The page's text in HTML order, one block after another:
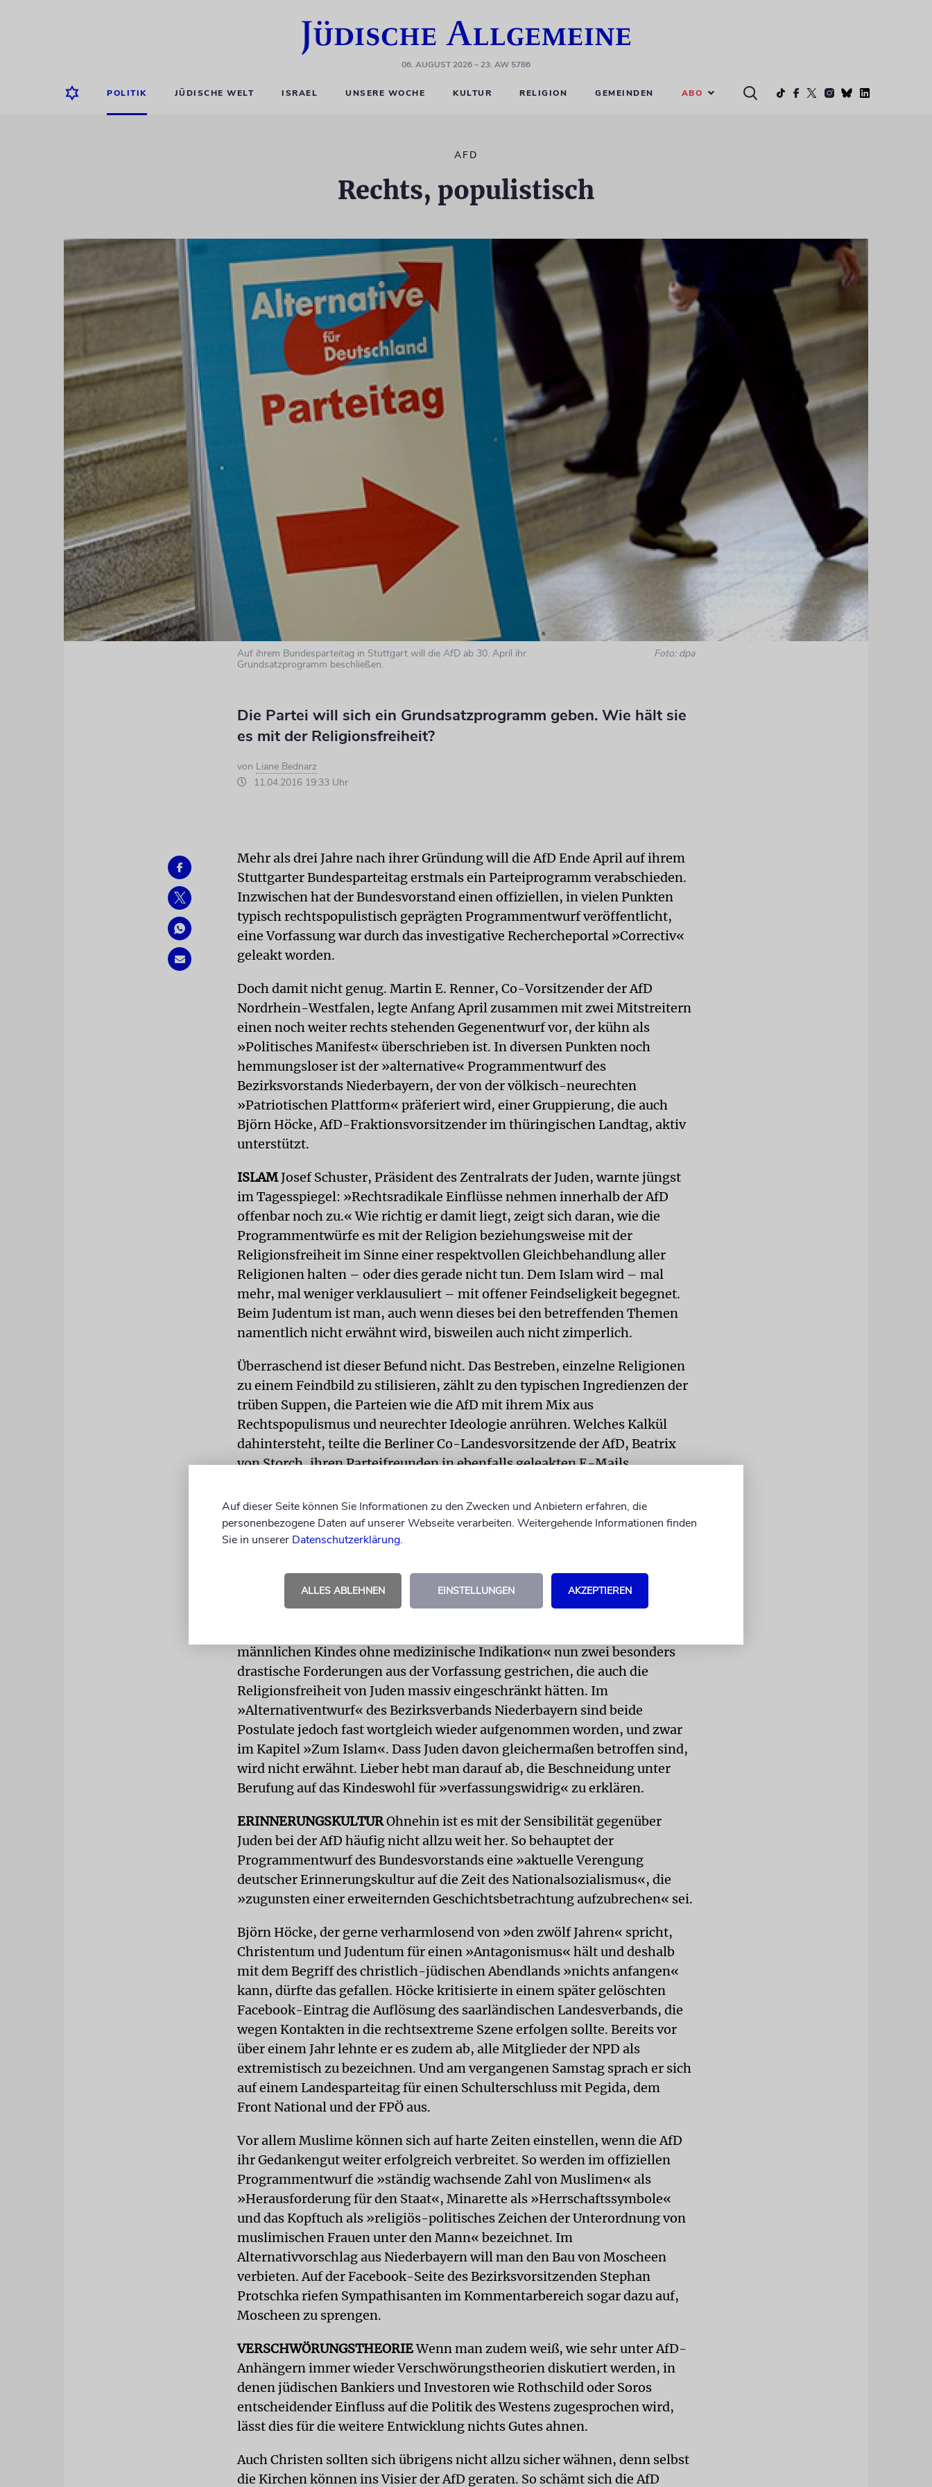
06. AUGUST 2026– 23. AW 5786
POLITIK JÜDISCHE WELT ISRAEL UNSERE WOCHE KULTUR RELIGION GEMEINDEN ABO
AFD
Rechts, populistisch
Auf ihrem Bundesparteitag in Stuttgart will die AfD ab 30. April ihr
Grundsatzprogramm beschließen.
Foto: dpa
Die Partei will sich ein Grundsatzprogramm geben. Wie hält sie
es mit der Religionsfreiheit?
von Liane Bednarz
11.04.2016 19:33 Uhr
Mehr als drei Jahre nach ihrer Gründung will die AfD Ende April auf ihrem
Stuttgarter Bundesparteitag erstmals ein Parteiprogramm verabschieden.
Inzwischen hat der Bundesvorstand einen offiziellen, in vielen Punkten
typisch rechtspopulistisch geprägten Programmentwurf veröffentlicht,
eine Vorfassung war durch das investigative Rechercheportal »Correctiv«
geleakt worden.
Doch damit nicht genug. Martin E. Renner, Co-Vorsitzender der AfD
Nordrhein-Westfalen, legte Anfang April zusammen mit zwei Mitstreitern
einen noch weiter rechts stehenden Gegenentwurf vor, der kühn als
»Politisches Manifest« überschrieben ist. In diversen Punkten noch
hemmungsloser ist der »alternative« Programmentwurf des
Bezirksvorstands Niederbayern, der von der völkisch-neurechten
»Patriotischen Plattform« präferiert wird, einer Gruppierung, die auch
Björn Höcke, AfD-Fraktionsvorsitzender im thüringischen Landtag, aktiv
unterstützt.
ISLAMJosef Schuster, Präsident des Zentralrats der Juden, warnte jüngst
im Tagesspiegel: »Rechtsradikale Einflüsse nehmen innerhalb der AfD
offenbar noch zu.« Wie richtig er damit liegt, zeigt sich daran, wie die
Programmentwürfe es mit der Religion beziehungsweise mit der
Religionsfreiheit im Sinne einer respektvollen Gleichbehandlung aller
Religionen halten – oder dies gerade nicht tun. Dem Islam wird – mal
mehr, mal weniger verklausuliert – mit offener Feindseligkeit begegnet.
Beim Judentum ist man, auch wenn dieses bei den betreffenden Themen
namentlich nicht erwähnt wird, bisweilen auch nicht zimperlich.
Überraschend ist dieser Befund nicht. Das Bestreben, einzelne Religionen
zu einem Feindbild zu stilisieren, zählt zu den typischen Ingredienzen der
trüben Suppen, die Parteien wie die AfD mit ihrem Mix aus
Rechtspopulismus und neurechter Ideologie anrühren. Welches Kalkül
dahintersteht, teilte die Berliner Co-Landesvorsitzende der AfD, Beatrix
von Storch, ihren Parteifreunden in ebenfalls geleakten E-Mails
überhaupt«, für die »Außenkommunikation« bestens geeignet. Und
weiter: »Die Presse wird sich auf unsere Ablehnung des politischen Islams
stürzen wie auf kein zweites Thema des Programms.«
Doch beschränkt sich das Programm keineswegs auf die Ablehnung des
politischen Islams. Zwar wurden mit dem Verbot des »betäubungslosen
Schächtens von Tieren« ohne jede Ausnahmeregelung für
männlichen Kindes ohne medizinische Indikation« nun zwei besonders
drastische Forderungen aus der Vorfassung gestrichen, die auch die
Religionsfreiheit von Juden massiv eingeschränkt hätten. Im
»Alternativentwurf« des Bezirksverbands Niederbayern sind beide
Postulate jedoch fast wortgleich wieder aufgenommen worden, und zwar
im Kapitel »Zum Islam«. Dass Juden davon gleichermaßen betroffen sind,
wird nicht erwähnt. Lieber hebt man darauf ab, die Beschneidung unter
Berufung auf das Kindeswohl für »verfassungswidrig« zu erklären.
ERINNERUNGSKULTUROhnehin ist es mit der Sensibilität gegenüber
Juden bei der AfD häufig nicht allzu weit her. So behauptet der
Programmentwurf des Bundesvorstands eine »aktuelle Verengung
deutscher Erinnerungskultur auf die Zeit des Nationalsozialismus«, die
»zugunsten einer erweiternden Geschichtsbetrachtung aufzubrechen« sei.
Björn Höcke, der gerne verharmlosend von »den zwölf Jahren« spricht,
Christentum und Judentum für einen »Antagonismus« hält und deshalb
mit dem Begriff des christlich-jüdischen Abendlands »nichts anfangen«
kann, dürfte das gefallen. Höcke kritisierte in einem später gelöschten
Facebook-Eintrag die Auflösung des saarländischen Landesverbands, die
wegen Kontakten in die rechtsextreme Szene erfolgen sollte. Bereits vor
über einem Jahr lehnte er es zudem ab, alle Mitglieder der NPD als
extremistisch zu bezeichnen. Und am vergangenen Samstag sprach er sich
auf einem Landesparteitag für einen Schulterschluss mit Pegida, dem
Front National und der FPÖ aus.
Vor allem Muslime können sich auf harte Zeiten einstellen, wenn die AfD
ihr Gedankengut weiter erfolgreich verbreitet. So werden im offiziellen
Programmentwurf die »ständig wachsende Zahl von Muslimen« als
»Herausforderung für den Staat«, Minarette als »Herrschaftssymbole«
und das Kopftuch als »religiös-politisches Zeichen der Unterordnung von
muslimischen Frauen unter den Mann« bezeichnet. Im
Alternativvorschlag aus Niederbayern will man den Bau von Moscheen
verbieten. Auf der Facebook-Seite des Bezirksvorsitzenden Stephan
Protschka riefen Sympathisanten im Kommentarbereich sogar dazu auf,
Moscheen zu sprengen.
VERSCHWÖRUNGSTHEORIEWenn man zudem weiß, wie sehr unter AfD-
Anhängern immer wieder Verschwörungstheorien diskutiert werden, in
denen jüdischen Bankiers und Investoren wie Rothschild oder Soros
entscheidender Einfluss auf die Politik des Westens zugesprochen wird,
lässt dies für die weitere Entwicklung nichts Gutes ahnen.
Auch Christen sollten sich übrigens nicht allzu sicher wähnen, denn selbst
die Kirchen können ins Visier der AfD geraten. So schämt sich die AfD
Auf dieser Seite können Sie Informationen zu den Zwecken und Anbietern erfahren, die
personenbezogene Daten auf unserer Webseite verarbeiten. Weitergehende Informationen finden
Sie in unserer Datenschutzerklärung.
ALLES ABLEHNEN EINSTELLUNGEN AKZEPTIEREN